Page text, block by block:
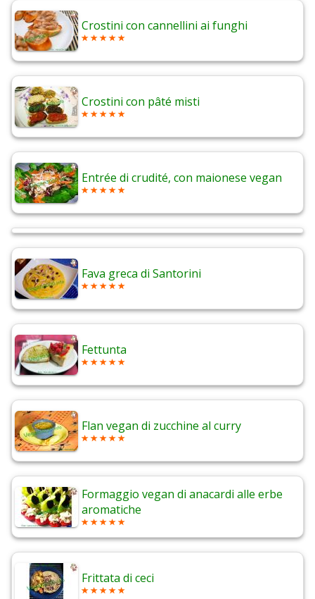
Crostini con cannellini ai funghi
Crostini con pâté misti
Entrée di crudité, con maionese vegan
Fava greca di Santorini
Fettunta
Flan vegan di zucchine al curry
Formaggio vegan di anacardi alle erbe
aromatiche
Frittata di ceci